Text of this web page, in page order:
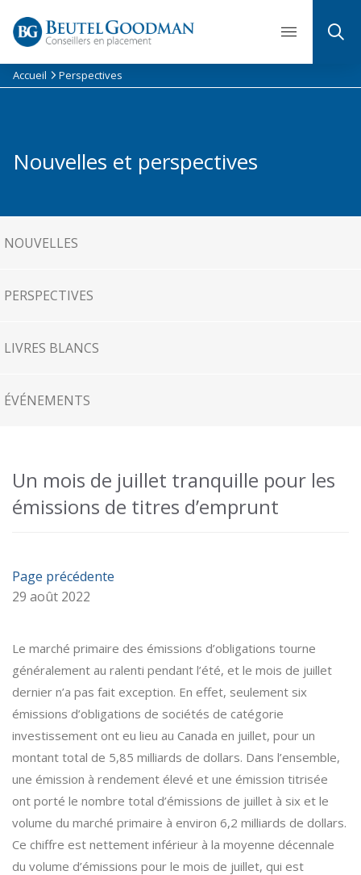
Accueil Perspectives
Nouvelles et perspectives
NOUVELLES
PERSPECTIVES
LIVRES BLANCS
ÉVÉNEMENTS
Un mois de juillet tranquille pour les
émissions de titres d’emprunt
Page précédente
29 août 2022
Le marché primaire des émissions d’obligations tourne
généralement au ralenti pendant l’été, et le mois de juillet
dernier n’a pas fait exception. En effet, seulement six
émissions d’obligations de sociétés de catégorie
investissement ont eu lieu au Canada en juillet, pour un
montant total de 5,85 milliards de dollars. Dans l’ensemble,
une émission à rendement élevé et une émission titrisée
ont porté le nombre total d’émissions de juillet à six et le
volume du marché primaire à environ 6,2 milliards de dollars.
Ce chiffre est nettement inférieur à la moyenne décennale
du volume d’émissions pour le mois de juillet, qui est